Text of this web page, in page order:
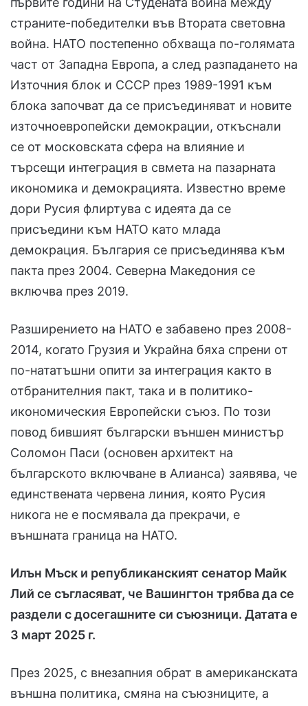
страните-победителки във Втората световна
война. НАТО постепенно обхваща по-голямата
част от Западна Европа, а след разпадането на
Източния блок и СССР през 1989-1991 към
блока започват да се присъединяват и новите
източноевропейски демокрации, откъснали
се от московската сфера на влияние и
търсещи интеграция в свмета на пазарната
икономика и демокрацията. Известно време
дори Русия флиртува с идеята да се
присъедини към НАТО като млада
демокрация. България се присъединява към
пакта през 2004. Северна Македония се
включва през 2019.
Разширението на НАТО е забавено през 2008-
2014, когато Грузия и Украйна бяха спрени от
по-нататъшни опити за интеграция както в
отбранителния пакт, така и в политико-
икономическия Европейски съюз. По този
повод бившият български външен министър
Соломон Паси (основен архитект на
българското включване в Алианса) заявява, че
единствената червена линия, която Русия
никога не е посмявала да прекрачи, е
външната граница на НАТО.
Илън Мъск и републиканският сенатор Майк
Лий се съгласяват, че Вашингтон трябва да се
раздели с досегашните си съюзници. Датата е
3 март 2025 г.
През 2025, с внезапния обрат в американската
външна политика, смяна на съюзниците, а